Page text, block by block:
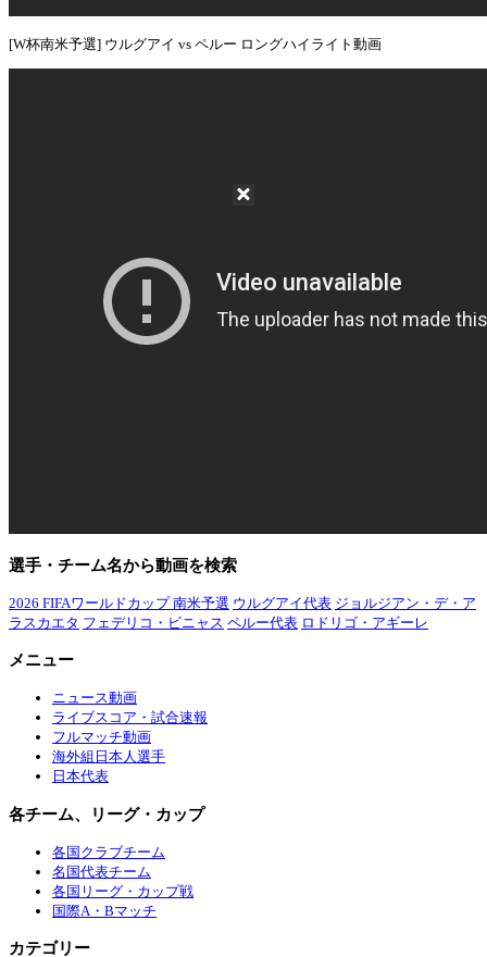
[W杯南米予選] ウルグアイ vs ペルー ロングハイライト動画
選手・チーム名から動画を検索
2026 FIFAワールドカップ 南米予選 ウルグアイ代表 ジョルジアン・デ・ア
ラスカエタ フェデリコ・ビニャス ペルー代表 ロドリゴ・アギーレ
メニュー
ニュース動画
ライブスコア・試合速報
フルマッチ動画
海外組日本人選手
日本代表
各チーム、リーグ・カップ
各国クラブチーム
名国代表チーム
各国リーグ・カップ戦
国際A・Bマッチ
カテゴリー